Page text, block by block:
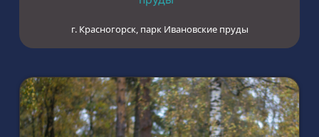
г. Красногорск, парк Ивановские пруды